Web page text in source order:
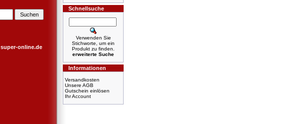
super-online.de
Schnellsuche
Verwenden Sie
Stichworte, um ein
Produkt zu finden.
erweiterte Suche
Informationen
Versandkosten
Unsere AGB
Gutschein einlösen
Ihr Account